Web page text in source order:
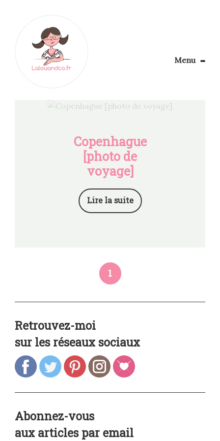
Menu
Apprendre la couture
Copenhague
[photo de
voyage]
Lire la suite
1
Retrouvez-moi
sur les réseaux sociaux
Abonnez-vous
aux articles par email